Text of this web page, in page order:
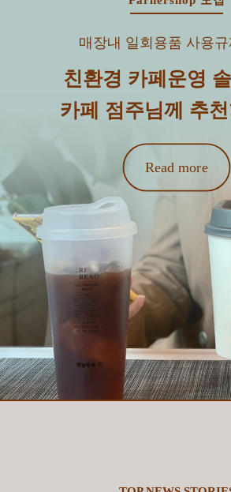
매장내 일회용품 사용
친환경 카페운영
카페 점주님께 추
Read more